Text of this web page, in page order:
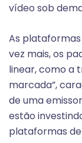
vídeo sob
As
vez mais, os
linear, como a
marcada”,
de uma
estão
plataformas de